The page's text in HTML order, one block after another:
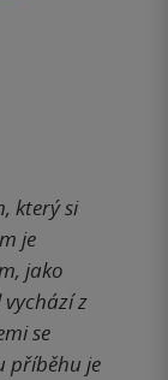
který si
je
jako
z
se
příběhu je